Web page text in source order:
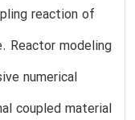
reaction of
Reactor modeling
numerical
coupled material